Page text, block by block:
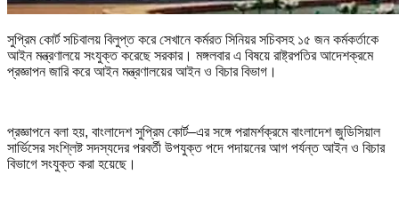
সুপ্রিম কোর্ট সচিবালয় বিলুপ্ত করে সেখানে কর্মরত সিনিয়র সচিবসহ ১৫ জন কর্মকর্তাকে
আইন মন্ত্রণালয়ে সংযুক্ত করেছে সরকার। মঙ্গলবার এ বিষয়ে রাষ্ট্রপতির আদেশক্রমে
প্রজ্ঞাপন জারি করে আইন মন্ত্রণালয়ের আইন ও বিচার বিভাগ।
প্রজ্ঞাপনে বলা হয়, বাংলাদেশ সুপ্রিম কোর্ট–এর সঙ্গে পরামর্শক্রমে বাংলাদেশ জুডিসিয়াল
সার্ভিসের সংশ্লিষ্ট সদস্যদের পরবর্তী উপযুক্ত পদে পদায়নের আগ পর্যন্ত আইন ও বিচার
বিভাগে সংযুক্ত করা হয়েছে।